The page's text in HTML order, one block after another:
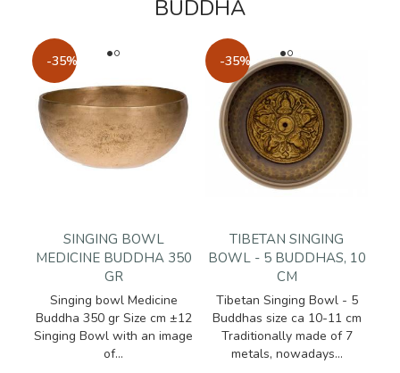
BUDDHA
-35%
SINGING BOWL
MEDICINE BUDDHA 350
GR
Singing bowl Medicine
Buddha 350 gr Size cm ±12
Singing Bowl with an image
of...
-35%
TIBETAN SINGING
BOWL - 5 BUDDHAS, 10
CM
Tibetan Singing Bowl - 5
Buddhas size ca 10-11 cm
Traditionally made of 7
metals, nowadays...